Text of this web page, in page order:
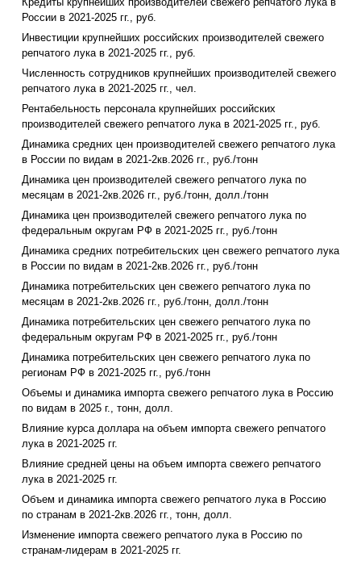
России в 2021-2025 гг., руб.
Инвестиции крупнейших российских производителей свежего
репчатого лука в 2021-2025 гг., руб.
Численность сотрудников крупнейших производителей свежего
репчатого лука в 2021-2025 гг., чел.
Рентабельность персонала крупнейших российских
производителей свежего репчатого лука в 2021-2025 гг., руб.
Динамика средних цен производителей свежего репчатого лука
в России по видам в 2021-2кв.2026 гг., руб./тонн
Динамика цен производителей свежего репчатого лука по
месяцам в 2021-2кв.2026 гг., руб./тонн, долл./тонн
Динамика цен производителей свежего репчатого лука по
федеральным округам РФ в 2021-2025 гг., руб./тонн
Динамика средних потребительских цен свежего репчатого лука
в России по видам в 2021-2кв.2026 гг., руб./тонн
Динамика потребительских цен свежего репчатого лука по
месяцам в 2021-2кв.2026 гг., руб./тонн, долл./тонн
Динамика потребительских цен свежего репчатого лука по
федеральным округам РФ в 2021-2025 гг., руб./тонн
Динамика потребительских цен свежего репчатого лука по
регионам РФ в 2021-2025 гг., руб./тонн
Объемы и динамика импорта свежего репчатого лука в Россию
по видам в 2025 г., тонн, долл.
Влияние курса доллара на объем импорта свежего репчатого
лука в 2021-2025 гг.
Влияние средней цены на объем импорта свежего репчатого
лука в 2021-2025 гг.
Объем и динамика импорта свежего репчатого лука в Россию
по странам в 2021-2кв.2026 гг., тонн, долл.
Изменение импорта свежего репчатого лука в Россию по
странам-лидерам в 2021-2025 гг.